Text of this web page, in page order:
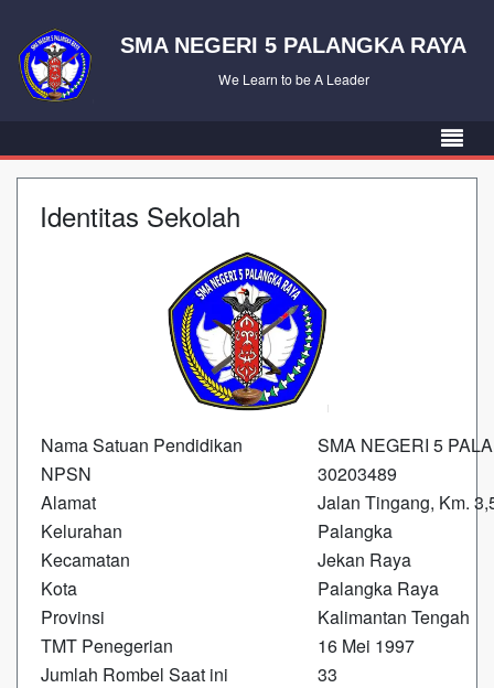
SMA NEGERI 5 PALANGKA RAYA
We Learn to be A Leader
Identitas Sekolah
Nama Satuan Pendidikan
SMA NEGERI 5
NPSN
30203489
Alamat
Jalan Tingang, Km.
Kelurahan
Palangka
Kecamatan
Jekan Raya
Kota
Palangka Raya
Provinsi
Kalimantan Tengah
TMT Penegerian
16 Mei 1997
Jumlah Rombel Saat ini
33